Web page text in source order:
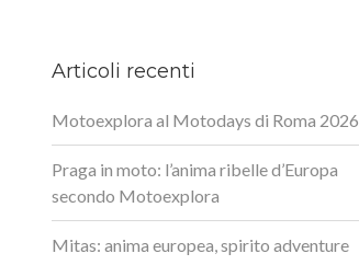
Articoli recenti
Motoexplora al Motodays di Roma 2026
Praga in moto: l’anima ribelle d’Europa
secondo Motoexplora
Mitas: anima europea, spirito adventure